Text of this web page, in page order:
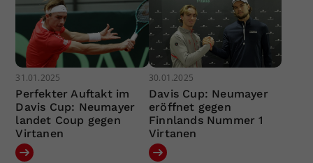
31.01.2025
Perfekter Auftakt im
Davis Cup: Neumayer
landet Coup gegen
Virtanen
30.01.2025
Davis Cup: Neumayer
eröffnet gegen
Finnlands Nummer 1
Virtanen